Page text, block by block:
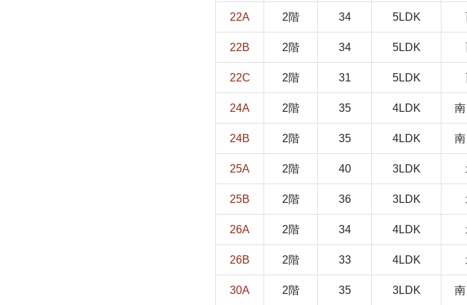
22A 2階 34 5LDK
22B 2階 34 5LDK
22C 2階 31 5LDK
24A 2階 35 4LDK
24B 2階 35 4LDK
25A 2階 40 3LDK
25B 2階 36 3LDK
26A 2階 34 4LDK
26B 2階 33 4LDK
30A 2階 35 3LDK